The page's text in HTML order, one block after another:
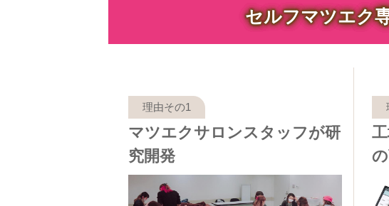
セルフマツエク
マツエクサロンスタッフが研
究開発